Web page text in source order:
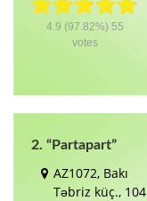
4.9 (97.82%) 55
votes
2. “Partapart”
AZ1072, Bakı
Təbriz küç., 104